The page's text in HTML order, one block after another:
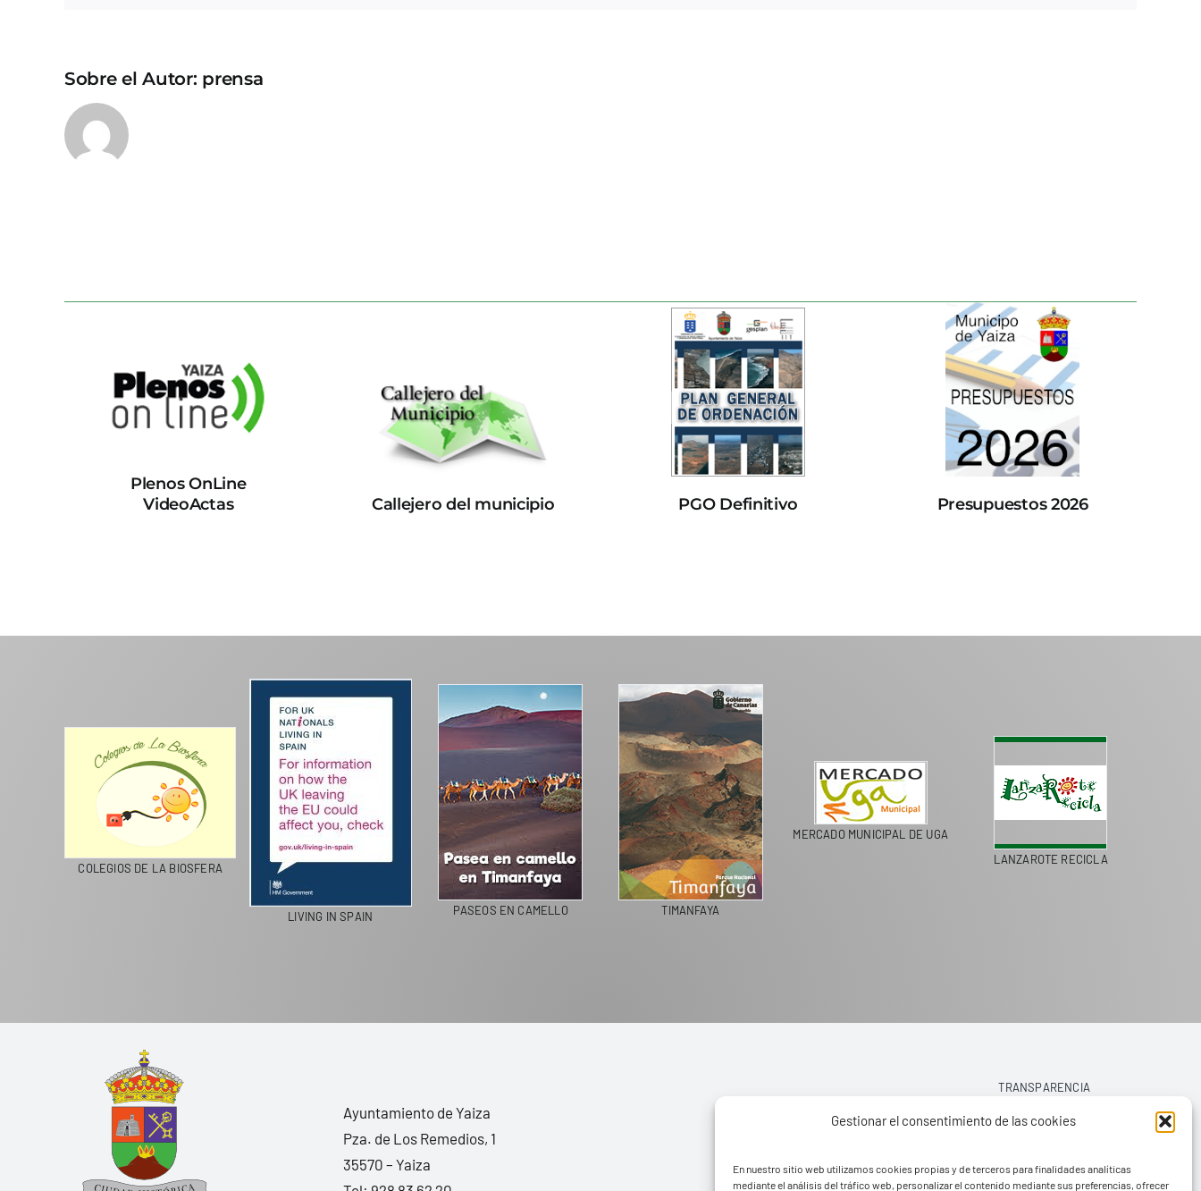
Gestionar el consentimiento de las cookies
En nuestro sitio web utilizamos cookies propias y de terceros para finalidades analíticas
mediante el análisis del tráfico web, personalizar el contenido mediante sus preferencias, ofrecer
Sobre el Autor: prensa
Plenos OnLine
VideoActas
Callejero del municipio PGO Definitivo Presupuestos 2026
RECICLA
COLEGIOS DE LA BIOSFERA
LIVING IN SPAIN PASEOS EN CAMELLO
MERCADO MUNICIPAL DE UGA
LANZAROTE RECICLA
Ayuntamiento de Yaiza
Pza. de Los Remedios, 1
35570 – Yaiza
TRANSPARENCIA
AVISO LEGAL
POLÍTICA DE PRIVACIDAD